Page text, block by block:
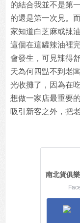
的結合我並不是第
的還是第一次見。
家知道白芝麻或辣
這個在這罐辣油裡
會發生，可見辣得
天為何四點不到老
光收攤了，因為在
想做一家店最重要
吸引新客之外，把
南北貨俱